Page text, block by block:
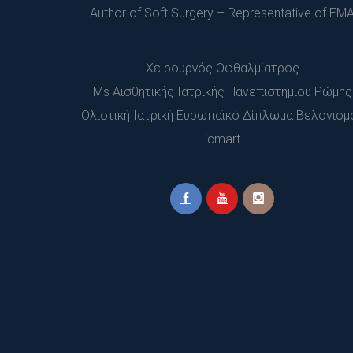
Author of Soft Surgery – Representative of
Χειρουργός Οφθαλμίατρος
Ms Αισθητικής Ιατρικής Πανεπιστημίου Ρώμης
Ολιστική Ιατρική Ευρωπαϊκό Δίπλωμα
icmart